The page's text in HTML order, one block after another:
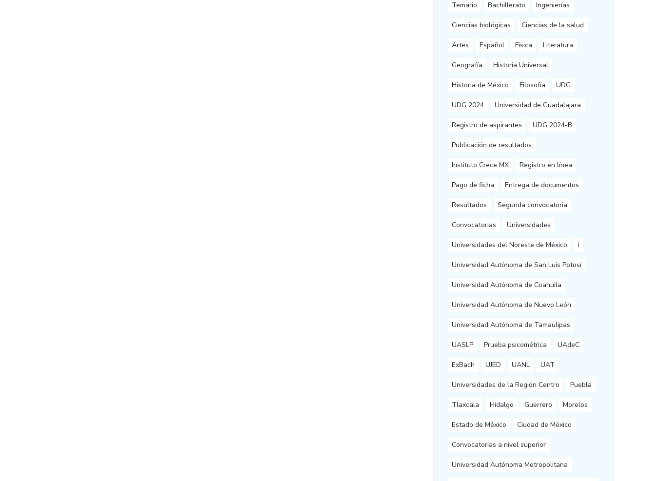
Temario Bachillerato Ingenierías
Ciencias biológicas Ciencias de la salud
Artes Español Física Literatura
Geografía Historia Universal
Historia de México Filosofía UDG
UDG 2024 Universidad de Guadalajara
Registro de aspirantes UDG 2024-B
Publicación de resultados
Instituto Crece MX Registro en línea
Pago de ficha Entrega de documentos
Resultados Segunda convocatoria
Convocatorias Universidades
Universidades del Noreste de México i
Universidad Autónoma de San Luis Potosí
Universidad Autónoma de Coahuila
Universidad Autónoma de Nuevo León
Universidad Autónoma de Tamaulipas
UASLP Prueba psicométrica UAdeC
ExBach UJED UANL UAT
Universidades de la Región Centro Puebla
Tlaxcala Hidalgo Guerrero Morelos
Estado de México Ciudad de México
Convocatorias a nivel superior
Universidad Autónoma Metropolitana